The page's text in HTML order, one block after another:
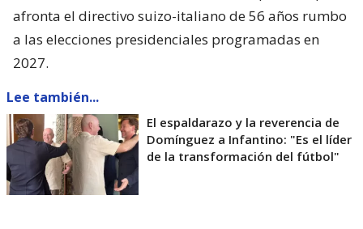
afronta el directivo suizo-italiano de 56 años rumbo
a las elecciones presidenciales programadas en
2027.
Lee también...
El espaldarazo y la reverencia de
Domínguez a Infantino: "Es el líder
de la transformación del fútbol"